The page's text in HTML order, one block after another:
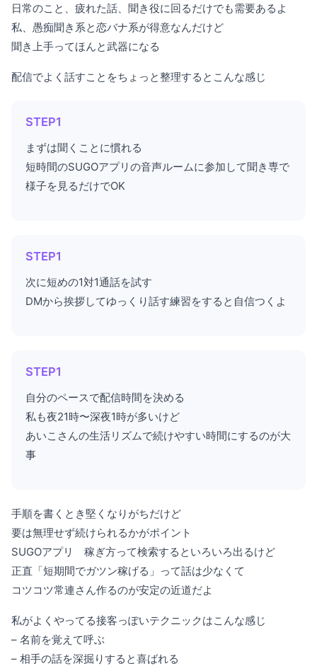
日常のこと、疲れた話、聞き役に回るだけでも需要あるよ
私、愚痴聞き系と恋バナ系が得意なんだけど
聞き上手ってほんと武器になる
配信でよく話すことをちょっと整理するとこんな感じ
STEP1
まずは聞くことに慣れる
短時間のSUGOアプリの音声ルームに参加して聞き専で
様子を見るだけでOK
STEP1
次に短めの1対1通話を試す
DMから挨拶してゆっくり話す練習をすると自信つくよ
STEP1
自分のペースで配信時間を決める
私も夜21時〜深夜1時が多いけど
あいこさんの生活リズムで続けやすい時間にするのが大
事
手順を書くとき堅くなりがちだけど
要は無理せず続けられるかがポイント
SUGOアプリ 稼ぎ方って検索するといろいろ出るけど
正直「短期間でガツン稼げる」って話は少なくて
コツコツ常連さん作るのが安定の近道だよ
私がよくやってる接客っぽいテクニックはこんな感じ
– 名前を覚えて呼ぶ
– 相手の話を深掘りすると喜ばれる